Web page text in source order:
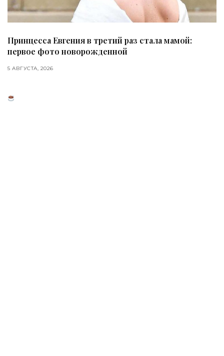
Принцесса Евгения в третий раз стала мамой:
первое фото новорожденной
5 АВГУСТА, 2026